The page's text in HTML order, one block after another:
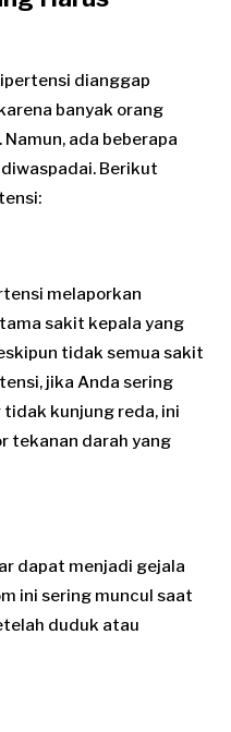
dianggap
banyak orang
ada beberapa
Berikut
melaporkan
sakit kepala yang
tidak semua sakit
jika Anda sering
kunjung reda, ini
tekanan darah yang
dapat menjadi gejala
ini sering muncul saat
duduk atau